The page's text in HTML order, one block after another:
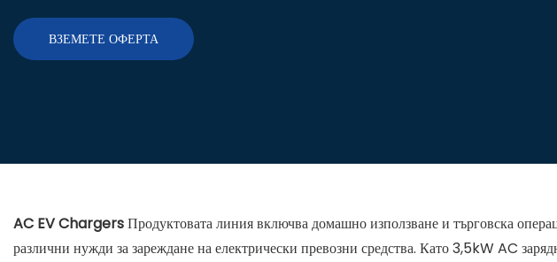
ВЗЕМЕТЕ ОФЕРТА
AC EV ChargersПродуктовата линия включва домашно използване и търговска
различни нужди за зареждане на електрически превозни средства. Като 3,5kW AC